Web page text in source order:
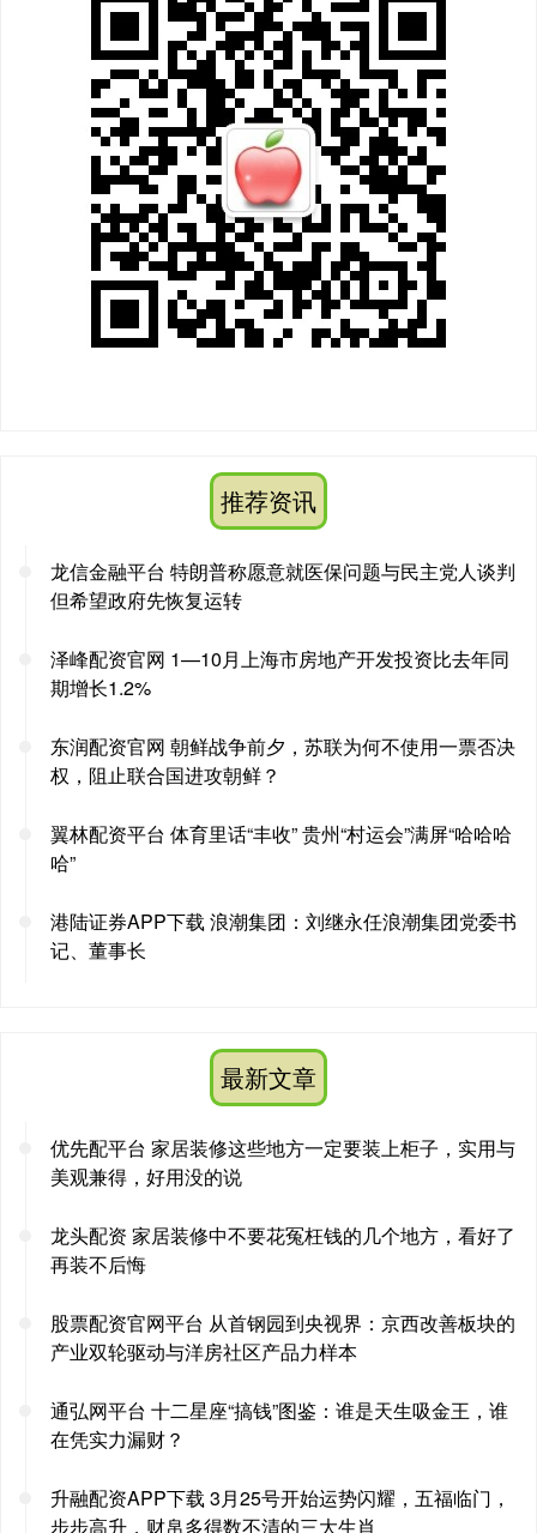
推荐资讯
龙信金融平台 特朗普称愿意就医保问题与民主党人谈判
但希望政府先恢复运转
泽峰配资官网 1—10月上海市房地产开发投资比去年同
期增长1.2%
东润配资官网 朝鲜战争前夕，苏联为何不使用一票否决
权，阻止联合国进攻朝鲜？
翼林配资平台 体育里话“丰收” 贵州“村运会”满屏“哈哈哈
哈”
港陆证券APP下载 浪潮集团：刘继永任浪潮集团党委书
记、董事长
最新文章
优先配平台 家居装修这些地方一定要装上柜子，实用与
美观兼得，好用没的说
龙头配资 家居装修中不要花冤枉钱的几个地方，看好了
再装不后悔
股票配资官网平台 从首钢园到央视界：京西改善板块的
产业双轮驱动与洋房社区产品力样本
通弘网平台 十二星座“搞钱”图鉴：谁是天生吸金王，谁
在凭实力漏财？
升融配资APP下载 3月25号开始运势闪耀，五福临门，
步步高升，财帛多得数不清的三大生肖